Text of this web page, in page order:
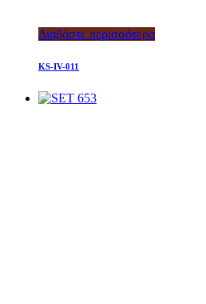
Διαβάστε περισσότερα
KS-IV-011